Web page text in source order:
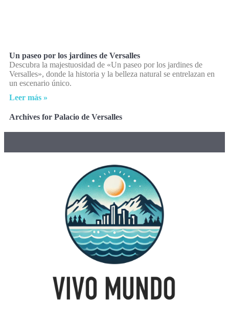
Un paseo por los jardines de Versalles
Descubra la majestuosidad de «Un paseo por los jardines de
Versalles», donde la historia y la belleza natural se entrelazan en
un escenario único.
Leer más »
Archives for Palacio de Versalles